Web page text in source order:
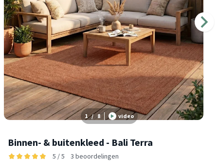
1 / 8 video
Binnen- & buitenkleed - Bali Terra
5 / 5 3 beoordelingen